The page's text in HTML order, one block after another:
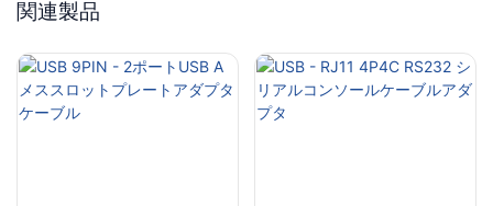
関連製品